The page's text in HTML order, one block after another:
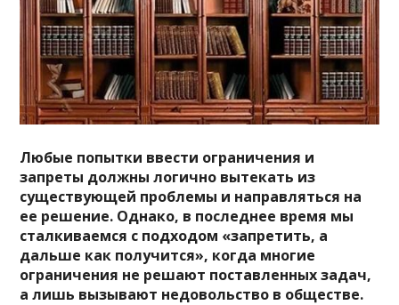
Любые попытки ввести ограничения и
запреты должны логично вытекать из
существующей проблемы и направляться на
ее решение. Однако, в последнее время мы
сталкиваемся с подходом «запретить, а
дальше как получится», когда многие
ограничения не решают поставленных задач,
а лишь вызывают недовольство в обществе.